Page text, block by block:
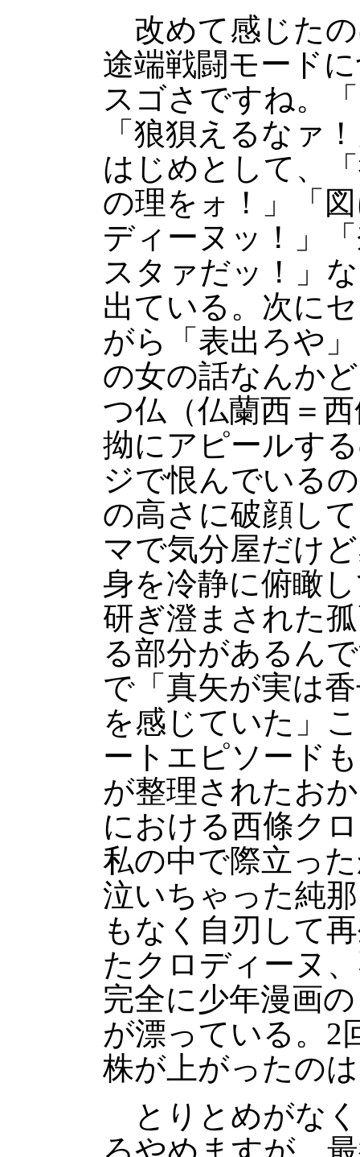
改めて感じた
途端戦闘モード
スゴさですね。
「狼狽えるなァ
はじめとして、
の理をォ！」「
ディーヌッ！」
スタァだッ！」
出ている。次に
がら「表出ろや
の女の話なんか
つ仏（仏蘭西＝
拗にアピールす
ジで恨んでいる
の高さに破顔し
マで気分屋だけ
身を冷静に俯瞰
研ぎ澄まされた
る部分があるん
で「真矢が実は
を感じていた」
ートエピソード
が整理されたお
における西條ク
私の中で際立っ
泣いちゃった純
もなく自刃して
たクロディーヌ
完全に少年漫画
が漂っている。2
株が上がったの
とりとめがな